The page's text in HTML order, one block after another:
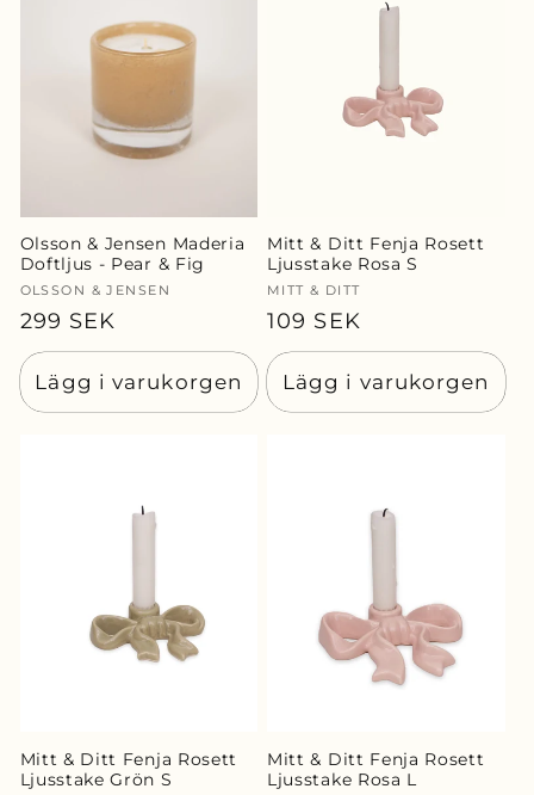
Olsson & Jensen Maderia
Doftljus - Pear & Fig
Säljare:
OLSSON & JENSEN
Ordinarie
pris
299 SEK
Lägg i varukorgen
Mitt & Ditt Fenja Rosett
Ljusstake Rosa S
Säljare:
MITT & DITT
Ordinarie
pris
109 SEK
Lägg i varukorgen
Mitt & Ditt Fenja Rosett
Ljusstake Grön S
Mitt & Ditt Fenja Rosett
Ljusstake Rosa L